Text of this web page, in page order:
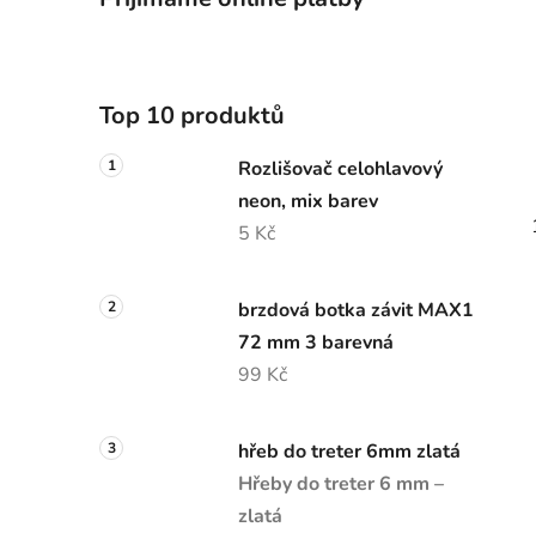
Top 10 produktů
Rozlišovač celohlavový
neon, mix barev
5 Kč
brzdová botka závit MAX1
72 mm 3 barevná
99 Kč
hřeb do treter 6mm zlatá
Hřeby do treter 6 mm –
zlatá